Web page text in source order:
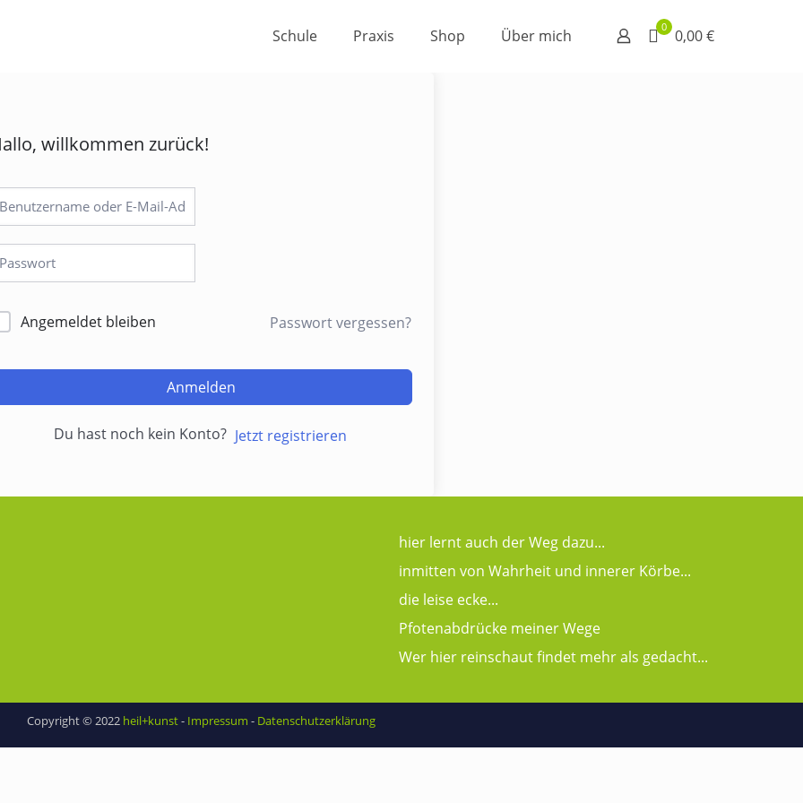
Schule Praxis Shop Über mich 0 0,00 €
willkommen zurück!
Angemeldet bleiben Passwort vergessen?
Anmelden
Du hast noch kein Konto? Jetzt registrieren
hier lernt auch der Weg dazu...
inmitten von Wahrheit und innerer Körbe...
die leise ecke...
Pfotenabdrücke meiner Wege
Wer hier reinschaut findet mehr als gedacht...
Copyright © 2022 heil+kunst- Impressum - Datenschutzerklärung